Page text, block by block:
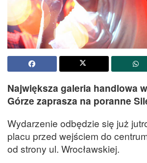
Największa galeria handlowa
Górze zaprasza na poranne
Wydarzenie odbędzie się już
placu przed wejściem do
od strony ul. Wrocławskiej.